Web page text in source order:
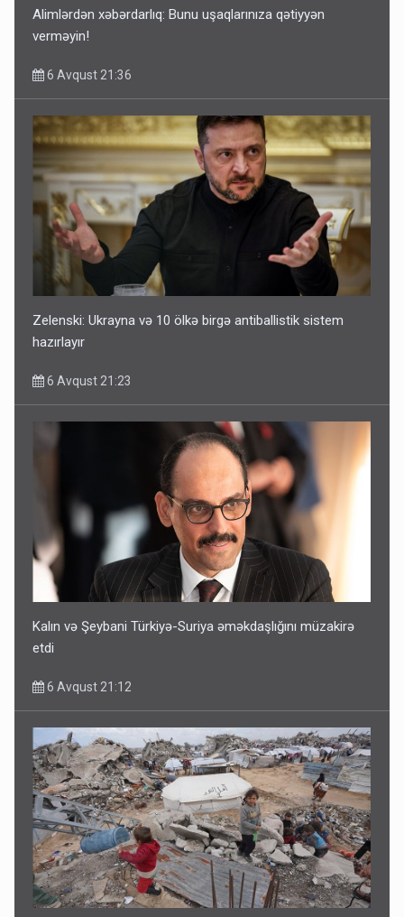
Alimlərdən xəbərdarlıq: Bunu uşaqlarınıza qətiyyən
verməyin!
6 Avqust 21:36
Zelenski: Ukrayna və 10 ölkə birgə antiballistik sistem
hazırlayır
6 Avqust 21:23
Kalın və Şeybani Türkiyə-Suriya əməkdaşlığını müzakirə
etdi
6 Avqust 21:12